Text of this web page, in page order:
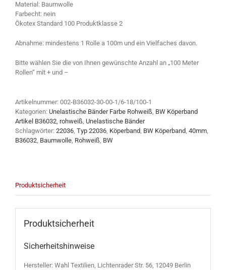
Material: Baumwolle
Farbecht: nein
Ökotex Standard 100 Produktklasse 2
Abnahme: mindestens 1 Rolle a 100m und ein Vielfaches davon.
Bitte wählen Sie die von Ihnen gewünschte Anzahl an „100 Meter
Rollen“ mit + und –
Artikelnummer: 002-B36032-30-00-1/6-18/100-1
Kategorien: Unelastische Bänder Farbe Rohweiß, BW Köperband
Artikel B36032, rohweiß, Unelastische Bänder
Schlagwörter: 22036, Typ 22036, Köperband, BW Köperband, 40mm,
B36032, Baumwolle, Rohweiß, BW
Produktsicherheit
Produktsicherheit
Sicherheitshinweise
Hersteller: Wahl Textilien, Lichtenrader Str. 56, 12049 Berlin